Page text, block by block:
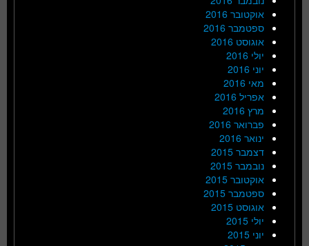
אוקטובר 2016
ספטמבר 2016
אוגוסט 2016
יולי 2016
יוני 2016
מאי 2016
אפריל 2016
מרץ 2016
פברואר 2016
ינואר 2016
דצמבר 2015
נובמבר 2015
אוקטובר 2015
ספטמבר 2015
אוגוסט 2015
יולי 2015
יוני 2015